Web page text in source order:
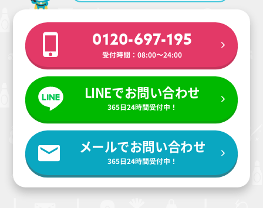
0120-697-195
受付時間：08:00〜24:00
LINEでお問い合わせ
365日24時間受付中！
メールでお問い合わせ
365日24時間受付中！